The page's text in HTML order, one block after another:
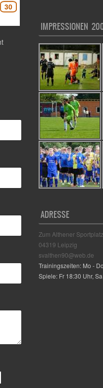
30
IMPRESSIONEN
ADRESSE
Zum Althener
04319 Leipzig
svalthen90@web.de
Trainingszeiten: Mo -
Spiele: Fr 18:30 Uhr,